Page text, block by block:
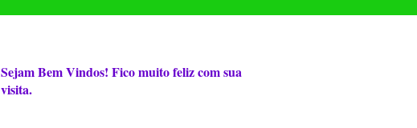
Sejam Bem Vindos! Fico muito feliz com sua
visita.